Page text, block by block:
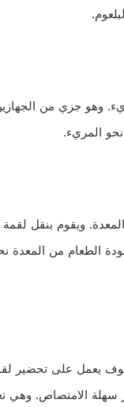
وهو جزي من
المريء.
ويقوم بنقل
الطعام من المعدة
يعمل على تحضير
سهلة الامتصاص.